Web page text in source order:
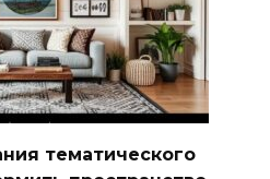
тематического